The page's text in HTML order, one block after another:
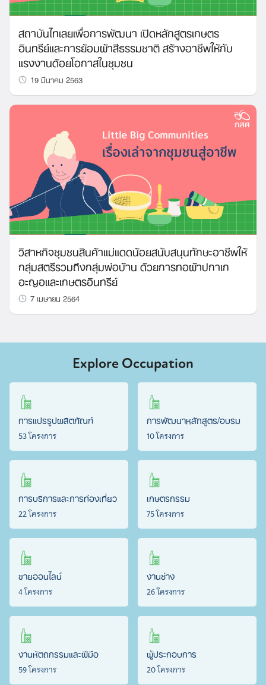
สถาบันไทเลยเพื่อการพัฒนา เปิดหลักสูตรเกษตร
อินทรีย์และการย้อมผ้าสีธรรมชาติ สร้างอาชีพให้กับ
แรงงานด้อยโอกาสในชุมชน
19 มีนาคม 2563
วิสาหกิจชุมชนสินค้าแม่แดดน้อยสนับสนุนทักษะอาชีพให้
กลุ่มสตรีรวมถึงกลุ่มพ่อบ้าน ด้วยการทอผ้าปกาเก
อะญอและเกษตรอินทรีย์
7 เมษายน 2564
Explore Occupation
การแปรรูปผลิตภัณฑ์
53 โครงการ
การพัฒนาหลักสูตร/อบรม
10 โครงการ
การบริการและการท่องเที่ยว
22 โครงการ
เกษตรกรรม
75 โครงการ
ขายออนไลน์
4 โครงการ
งานช่าง
26 โครงการ
งานหัตถกรรมและฝีมือ
59 โครงการ
ผู้ประกอบการ
20 โครงการ